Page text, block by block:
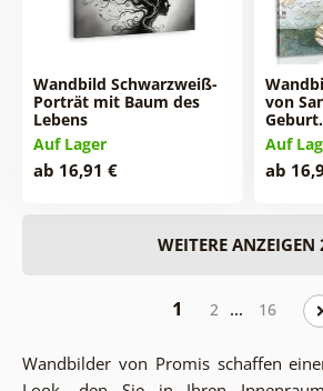
Wandbild Schwarzweiß-
Porträt mit Baum des
Lebens
Auf Lager
ab 16,91 €
von
Auf
ab
WEITERE ANZEIGEN
1 2 … 16
Wandbilder von Promis schaffen